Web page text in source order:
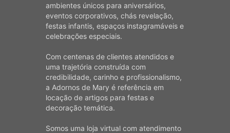
ambientes únicos para aniversários,
eventos corporativos, chás revelação,
festas infantis, espaços instagramáveis e
celebrações especiais.
Com centenas de clientes atendidos e
uma trajetória construída com
credibilidade, carinho e profissionalismo,
a Adornos de Mary é referência em
locação de artigos para festas e
decoração temática.
Somos uma loja virtual com atendimento